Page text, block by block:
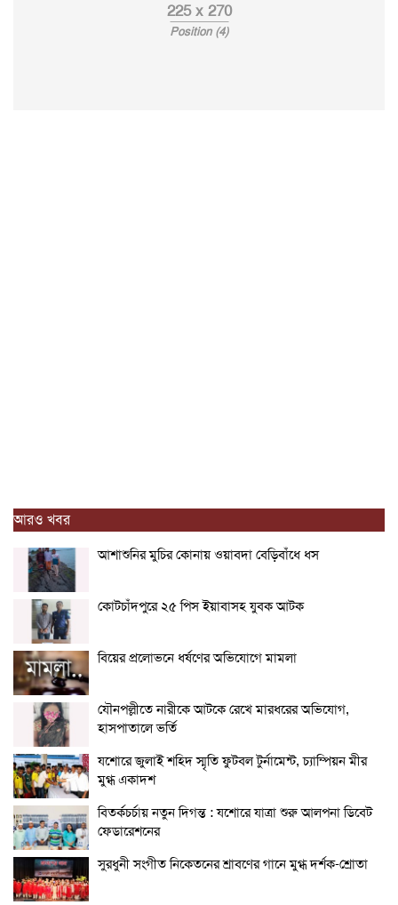
225 x 270
Position (4)
আরও খবর
আশাশুনির মুচির কোনায় ওয়াবদা বেড়িবাঁধে ধস
কোটচাঁদপুরে ২৫ পিস ইয়াবাসহ যুবক আটক
বিয়ের প্রলোভনে ধর্ষণের অভিযোগে মামলা
যৌনপল্লীতে নারীকে আটকে রেখে মারধরের অভিযোগ,
হাসপাতালে ভর্তি
যশোরে জুলাই শহিদ স্মৃতি ফুটবল টুর্নামেন্ট, চ্যাম্পিয়ন মীর
মুগ্ধ একাদশ
বিতর্কচর্চায় নতুন দিগন্ত : যশোরে যাত্রা শুরু আলপনা ডিবেট
ফেডারেশনের
সুরধুনী সংগীত নিকেতনের শ্রাবণের গানে মুগ্ধ দর্শক-শ্রোতা